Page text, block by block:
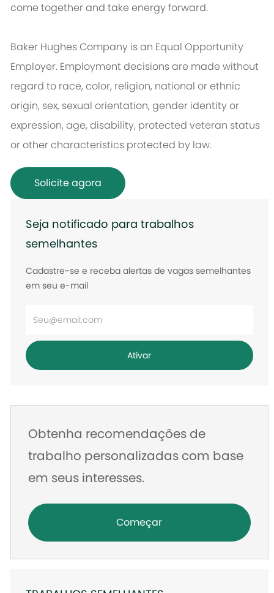
come together and take energy forward.
Baker Hughes Company is an Equal Opportunity
Employer. Employment decisions are made without
regard to race, color, religion, national or ethnic
origin, sex, sexual orientation, gender identity or
expression, age, disability, protected veteran status
or other characteristics protected by law.
Solicite agora
Seja notificado para trabalhos
semelhantes
Cadastre-se e receba alertas de vagas semelhantes
em seu e-mail
endereço
de
Ativar
Obtenha recomendações de
trabalho personalizadas com base
em seus interesses.
Começar